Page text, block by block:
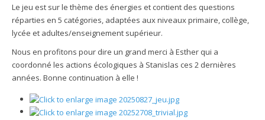
Le jeu est sur le thème des énergies et contient des questions
réparties en 5 catégories, adaptées aux niveaux primaire, collège,
lycée et adultes/enseignement supérieur.
Nous en profitons pour dire un grand merci à Esther qui a
coordonné les actions écologiques à Stanislas ces 2 dernières
années. Bonne continuation à elle !